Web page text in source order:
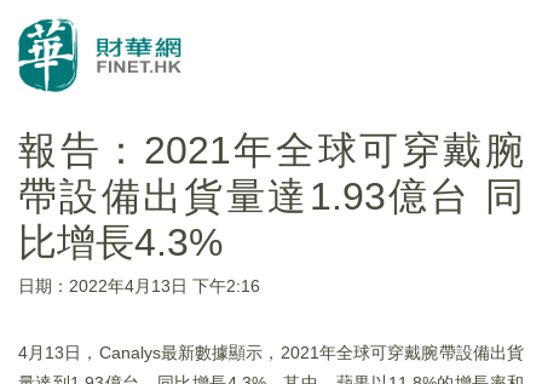
報告：2021年全球可穿戴腕
帶設備出貨量達1.93億台 同
比增長4.3%
日期：2022年4月13日 下午2:16
4月13日，Canalys最新數據顯示，2021年全球可穿戴腕帶設備出貨